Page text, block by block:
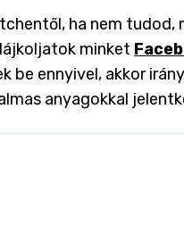
ha nem
minket
be ennyivel, akkor
anyagokkal